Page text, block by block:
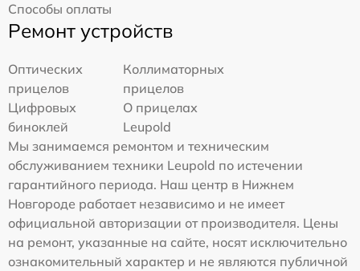
Способы оплаты
Ремонт устройств
Оптических
прицелов
Коллиматорных
прицелов
Цифровых
биноклей
О прицелах
Leupold
Мы занимаемся ремонтом и техническим
обслуживанием техники Leupold по истечении
гарантийного периода. Наш центр в Нижнем
Новгороде работает независимо и не имеет
официальной авторизации от производителя. Цены
на ремонт, указанные на сайте, носят исключительно
ознакомительный характер и не являются публичной